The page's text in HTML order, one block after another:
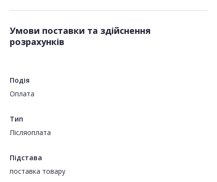
Умови поставки та здійснення
розрахунків
Подія
Оплата
Тип
Пiсляоплата
Підстава
поставка товару